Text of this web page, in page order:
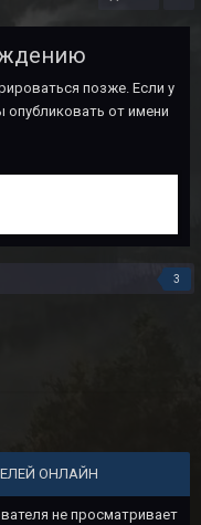
позже. Если у
опубликовать от имени
3
ОНЛАЙН
не просматривает